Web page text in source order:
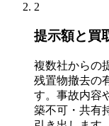
2
提示額と買
複数社からの
残置物撤去の
す。事故内容
築不可・共有